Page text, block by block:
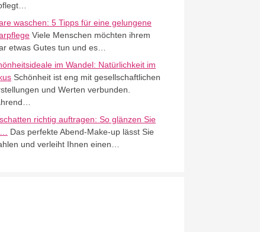
waschen: 5 Tipps für eine gelungene
Viele Menschen möchten ihrem
etwas Gutes tun und es…
im Wandel: Natürlichkeit im
Schönheit ist eng mit gesellschaftlichen
und Werten verbunden.
richtig auftragen: So glänzen Sie
Das perfekte Abend-Make-up lässt Sie
und verleiht Ihnen einen…